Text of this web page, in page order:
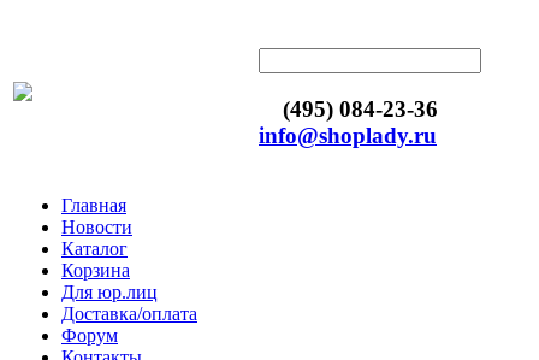
(495) 084-23-36
info@shoplady.ru
Главная
Новости
Каталог
Корзина
Для юр.лиц
Доставка/оплата
Форум